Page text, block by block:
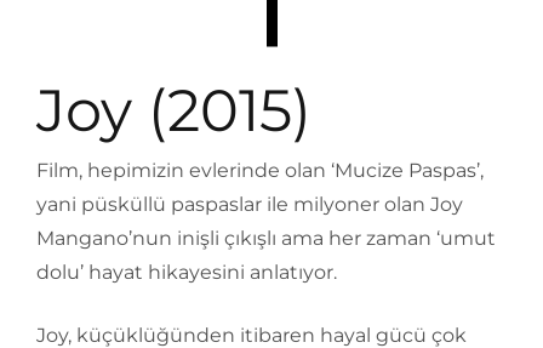
Joy (2015)
Film, hepimizin evlerinde olan ‘Mucize Paspas’,
yani püsküllü paspaslar ile milyoner olan Joy
Mangano’nun inişli çıkışlı ama her zaman ‘umut
dolu’ hayat hikayesini anlatıyor.
Joy, küçüklüğünden itibaren hayal gücü çok